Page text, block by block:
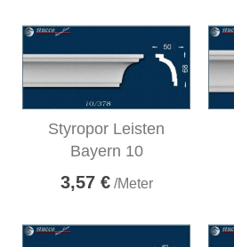
Styropor Leisten
Bayern 10
3,57 €/Meter